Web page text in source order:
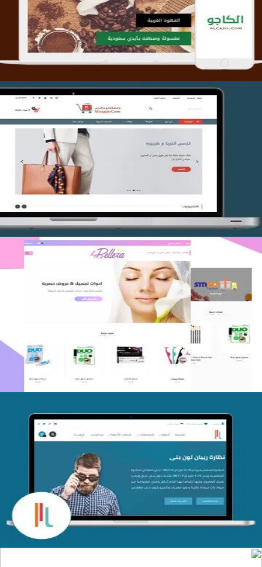
التفاصيل
تصميم متجر متاجركم
اعادة تصميم متجر فوربليزا
التفاصيل
تصميم متجر اي كير
التفاصيل